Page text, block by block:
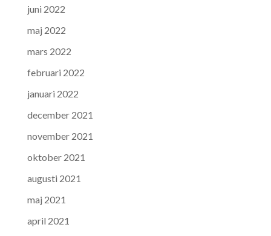
juni 2022
maj 2022
mars 2022
februari 2022
januari 2022
december 2021
november 2021
oktober 2021
augusti 2021
maj 2021
april 2021